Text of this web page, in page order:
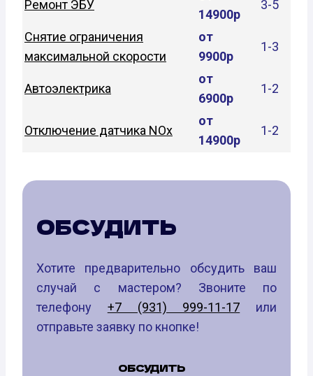
Ремонт ЭБУ
14900р
3-5
Снятие ограничения
максимальной скорости
от
9900р
1-3
Автоэлектрика
от
6900р
1-2
Отключение датчика NOx
от
14900р
1-2
ОБСУДИТЬ
Хотите предварительно обсудить ваш
случай с мастером? Звоните по
телефону +7 (931) 999-11-17 или
отправьте заявку по кнопке!
ОБСУДИТЬ